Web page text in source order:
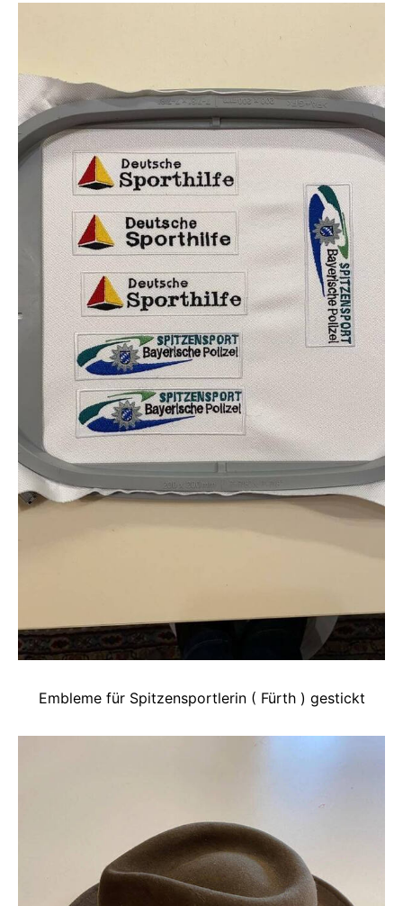
Embleme für Spitzensportlerin ( Fürth ) gestickt